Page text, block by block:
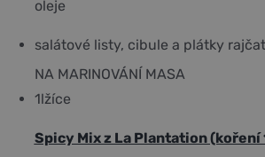
oleje
salátové listy, cibule a plátky
NA MARINOVÁNÍ MASA
1lžíce
Spicy Mix z La Plantation (koření